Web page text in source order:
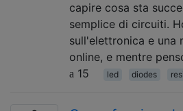
capire cosa sta
semplice di circuiti.
sull'elettronica e una
online, e mentre
15
led diodes